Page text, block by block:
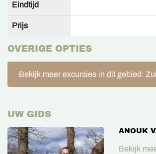
Eindtijd
Prijs
OVERIGE OPTIES
Bekijk meer excursies in dit gebied:
UW GIDS
ANOUK
Bekijk